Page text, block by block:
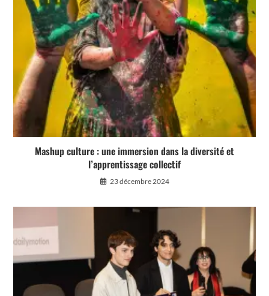
Mashup culture : une immersion dans la diversité et
l’apprentissage collectif
23 décembre 2024